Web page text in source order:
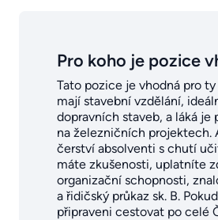
Pro koho je pozice
Tato pozice je vhodná pro
mají stavební vzdělání,
dopravních staveb, a láká je
na železničních projektech.
čerství absolventi s chutí
máte zkušenosti, uplatníte
organizační schopnosti,
a řidičský průkaz sk. B.
připraveni cestovat po celé